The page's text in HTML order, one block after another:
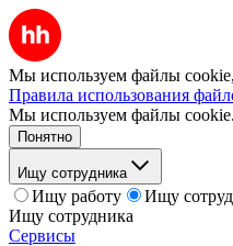
Мы используем файлы cookie,
Правила использования
Мы используем файлы cookie.
Понятно
Ищу сотрудника
Ищу работу
Ищу
Ищу сотрудника
Сервисы